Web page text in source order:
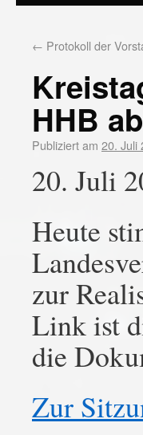
← Protokoll der
HHB ab
Publiziert am 20. Juli
20. Juli
Heute
zur
Link ist
die
Zur